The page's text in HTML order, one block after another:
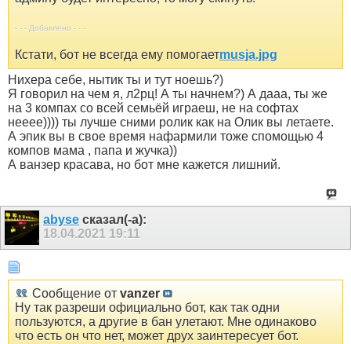
- - - Добавлено - - -
Кстати, бот не всегда ему помогаетmusja.jpg
Нихера себе, нытик ты и тут ноешь?)
Я говорил на чем я, л2рц! А ты начнем?) А дааа, ты же
на 3 компах со всей семьёй играеш, не на софтах
нееее)))) ты лучше сними ролик как на Олик вы летаете.
А эпик вы в свое время нафармили тоже спомощью 4
компов мама , папа и жучка))
А ванзер красава, но бот мне кажется лишний.
abyse сказал(-а):
18.04.2021 19:11
Сообщение от vanzer
Ну так разреши официально бот, как так одни
пользуются, а другие в бан улетают. Мне одинаково
что есть он что нет, может друх заинтересует бот.